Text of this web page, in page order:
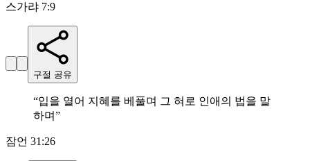
스가랴 7:9
구절 공유
“입을 열어 지혜를 베풀며 그 혀로 인애의 법을 말
하며”
잠언 31:26